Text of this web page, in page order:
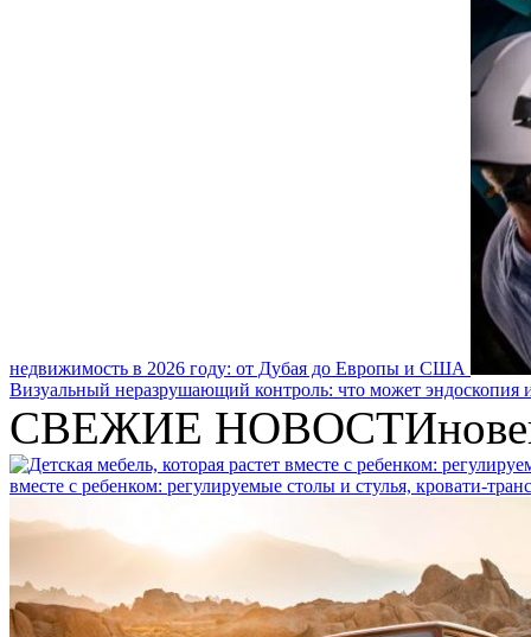
недвижимость в 2026 году: от Дубая до Европы и США
Визуальный неразрушающий контроль: что может эндоскопия
СВЕЖИЕ НОВОСТИ
вместе с ребенком: регулируемые столы и стулья, кровати-